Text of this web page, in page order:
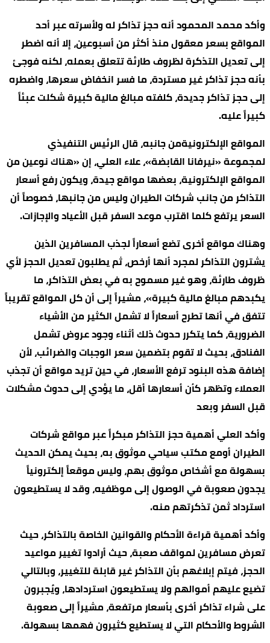
وأكد محمد المحمود أنه حجز تذاكر له ولأسرته عبر أحد
المواقع بسعر معقول منذ أكثر من أسبوعين، إلا أنه اضطر
إلى تعديل التذكرة لظروف طارئة تتعلق بعمله، لكنه فوجئ
بأنه حجز تذاكر غير مستردة، ما فسر انخفاض سعرها، واضطره
إلى حجز تذاكر جديدة، كلفته مبالغ مالية كبيرة شكلت عبئاً
كبيراً عليه.
المواقع الإلكترونيةمن جانبه، قال الرئيس التنفيذي
لمجموعة «نيرفانا القابضة»، علاء العلي، إن «هناك نوعين من
المواقع الإلكترونية، بعضها مواقع جيدة، ويكون رفع أسعار
التذاكر من جانب شركات الطيران وليس من جانبها، خصوصاً أن
السعر يرتفع كلما اقترب موعد السفر قبل الأعياد والإجازات.
وهناك مواقع أخرى تضع أسعاراً لجذب المسافرين الذين
يشترون التذاكر لمجرد أنها أرخص، ثم يطلبون تعديل الحجز لأي
ظروف طارئة، وهو غير مسموح به في بعض التذاكر، ما
يكبدهم مبالغ مالية كبيرة»، مشيراً إلى أن كل المواقع تقريباً
تتفق في أنها تطرح أسعاراً لا تشمل الكثير من الأشياء
الضرورية، كما يتكرر حدوث ذلك أثناء وجود عروض تشمل
الفنادق، بحيث لا تقوم بتضمين سعر الوجبات والضرائب، لأن
إضافة هذه البنود ترفع الأسعار، في حين تريد مواقع أن تجذب
العملاء وتظهر كأن أسعارها أقل، ما يؤدي إلى حدوث مشكلات
قبل السفر وبعد
وأكد العلي أهمية حجز التذاكر مبكراً عبر مواقع شركات
الطيران أومع مكتب سياحي موثوق به، بحيث يمكن الحديث
بسهولة مع أشخاص موثوق بهم، وليس موقعاً إلكترونياً
يجدون صعوبة في الوصول إلى موظفيه، وقد لا يستطيعون
استرداد ثمن تذكرتهم منه.
وأكد أهمية قراءة الأحكام والقوانين الخاصة بالتذاكر، حيث
تعرض مسافرين لمواقف صعبة، حيث أرادوا تغيير مواعيد
الحجز، فيتم إبلاغهم بأن التذاكر غير قابلة للتغيير، وبالتالي
تضيع عليهم أموالهم ولا يستطيعون استردادها، ويُجبرون
على شراء تذاكر أخرى بأسعار مرتفعة، مشيراً إلى صعوبة
الشروط والأحكام التي لا يستطيع كثيرون فهمها بسهولة.